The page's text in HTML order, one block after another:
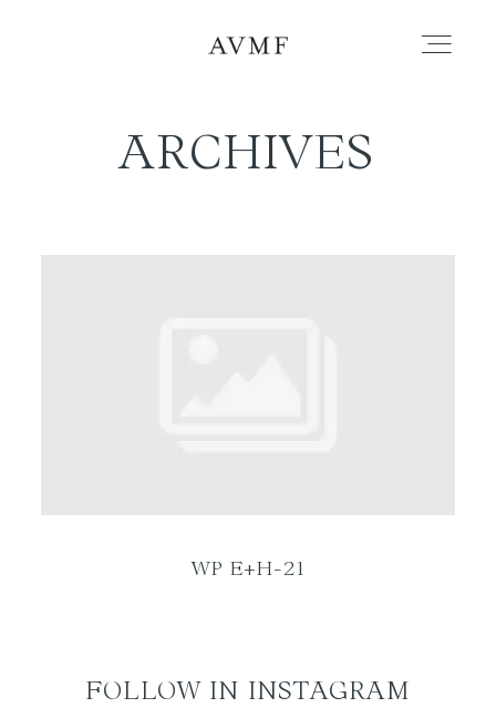
PORTAFOLIO
ARCHIVES
WP E+H-21
FOLLOW IN INSTAGRAM